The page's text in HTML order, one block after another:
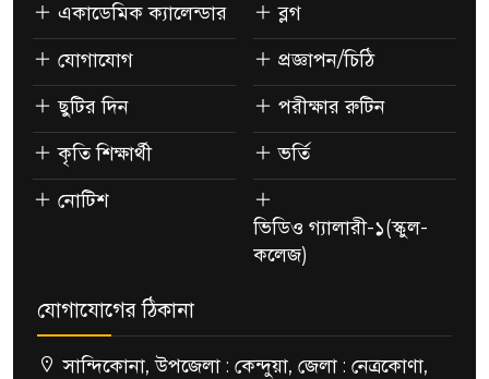
একাডেমিক ক্যালেন্ডার
যোগাযোগ
ছুটির দিন
কৃতি শিক্ষার্থী
নোটিশ
ব্লগ
প্রজ্ঞাপন/চিঠি
পরীক্ষার রুটিন
ভর্তি
ভিডিও গ্যালারী-১(স্কুল-
কলেজ)
যোগাযোগের ঠিকানা
সান্দিকোনা, উপজেলা : কেন্দুয়া, জেলা : নেত্রকোণা,